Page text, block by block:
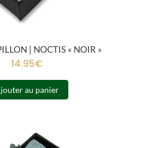
| NOCTIS « NOIR »
14.95€
au panier